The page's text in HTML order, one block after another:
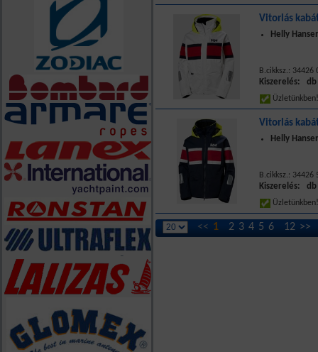
Vitorlás
Helly
B.cikksz.: 34426
Kiszerelés: db
Vitorlás
Helly
B.cikksz.: 34426
Kiszerelés: db
<< 1 2 3 4 5 6 12 >>